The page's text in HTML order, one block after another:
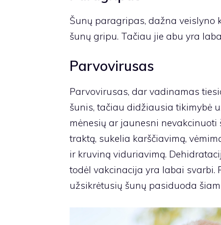
Šunų paragripas, dažna veislyno
šunų gripu. Tačiau jie abu yra
Parvovirusas
Parvovirusas, dar vadinamas
šunis, tačiau didžiausia tikimybė
mėnesių ar jaunesni
traktą, sukelia karščiavimą,
ir kruviną viduriavimą.
todėl vakcinacija yra labai svarbi.
užsikrėtusių šunų pasiduoda